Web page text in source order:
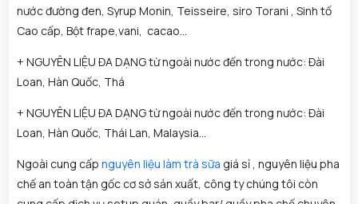
nước đường đen, Syrup Monin, Teisseire, siro Torani , Sinh tố
Cao cấp, Bột frape,vani, cacao...
+ NGUYÊN LIỆU ĐA DẠNG từ ngoài nước đến trong nước: Đài
Loan, Hàn Quốc, Thá
+ NGUYÊN LIỆU ĐA DẠNG từ ngoài nước đến trong nước: Đài
Loan, Hàn Quốc, Thái Lan, Malaysia...
Ngoài cung cấp nguyên liệu làm trà sữa giá sỉ , nguyên liệu pha
chế an toàn tận gốc cơ sở sản xuất, công ty chúng tôi còn